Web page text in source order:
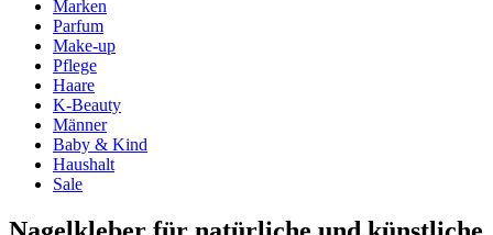
Marken
Parfum
Make-up
Pflege
Haare
K-Beauty
Männer
Baby & Kind
Haushalt
Sale